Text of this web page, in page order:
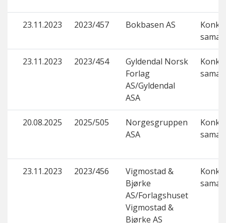
23.11.2023 2023/457 Bokbasen AS
23.11.2023 2023/454
Gyldendal Norsk
Forlag
AS/Gyldendal
ASA
20.08.2025 2025/505
Norgesgruppen
ASA
23.11.2023 2023/456
Vigmostad &
Bjørke
AS/Forlagshuset
Vigmostad &
Bjørke AS